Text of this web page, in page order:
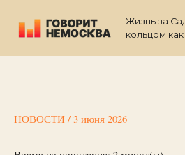
содержимому
Жизнь за
кольцом
НОВОСТИ / 3 июня 2026